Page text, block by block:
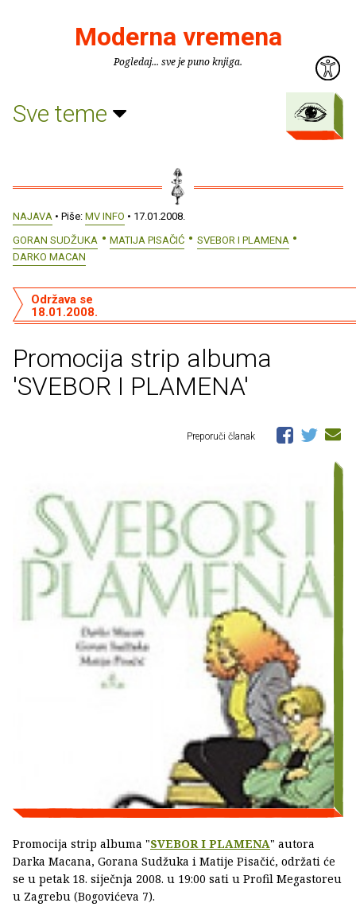
Moderna vremena
Pogledaj... sve je puno knjiga.
Sve teme
NAJAVA • Piše: MV INFO • 17.01.2008.
GORAN SUDŽUKA
MATIJA PISAČIĆ
SVEBOR I PLAMENA
DARKO MACAN
Promocija strip albuma
'SVEBOR I PLAMENA'
Održava se
18.01.2008.
Preporuči članak
Promocija strip albuma "SVEBOR I PLAMENA" autora
Darka Macana, Gorana Sudžuka i Matije Pisačić, održati će
se u petak 18. siječnja 2008. u 19:00 sati u Profil Megastoreu
u Zagrebu (Bogovićeva 7).